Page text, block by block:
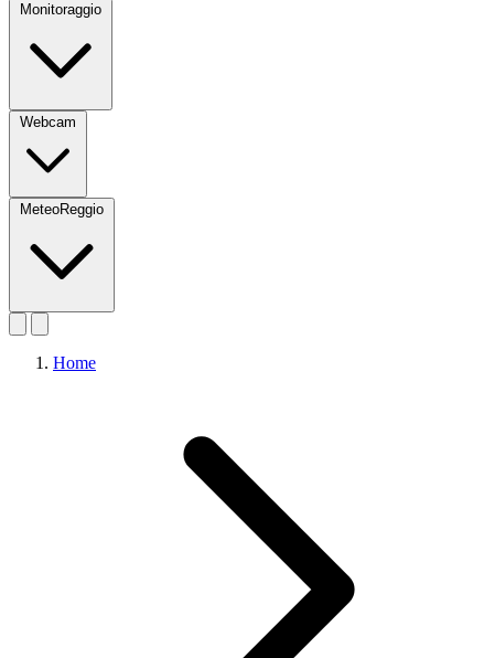
Monitoraggio
Webcam
MeteoReggio
Home